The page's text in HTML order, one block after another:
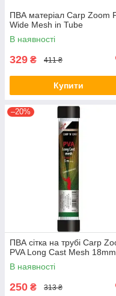
ПВА матеріал Carp Zoom
Wide Mesh in Tube
В наявності
329 ₴ 411 ₴
Купити
–20%
ПВА сітка на трубі Carp
PVA Long Cast Mesh 18mm
В наявності
250 ₴ 313 ₴